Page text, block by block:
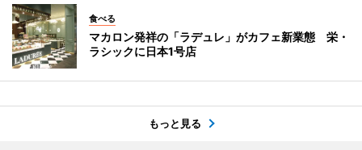
食べる
マカロン発祥の「ラデュレ」がカフェ新業態 栄・
ラシックに日本1号店
もっと見る